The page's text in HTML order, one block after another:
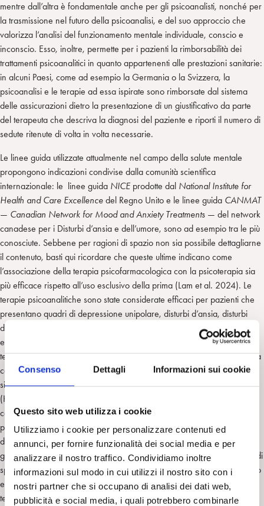
Consenso Dettagli Informazioni sui cookie
Questo sito web utilizza i cookie
Utilizziamo i cookie per personalizzare contenuti ed
annunci, per fornire funzionalità dei social media e per
analizzare il nostro traffico. Condividiamo inoltre
informazioni sul modo in cui utilizzi il nostro sito con i
nostri partner che si occupano di analisi dei dati web,
pubblicità e social media, i quali potrebbero combinarle
mentre dall’altra è fondamentale anche per gli psicoanalisti, nonché per
la trasmissione nel futuro della psicoanalisi, e del suo approccio che
valorizza l’analisi del funzionamento mentale individuale, conscio e
inconscio. Esso, inoltre, permette per i pazienti la rimborsabilità dei
trattamenti psicoanalitici in quanto appartenenti alle prestazioni sanitarie:
in alcuni Paesi, come ad esempio la Germania o la Svizzera, la
psicoanalisi e le terapie ad essa ispirate sono rimborsate dal sistema
delle assicurazioni dietro la presentazione di un giustificativo da parte
del terapeuta che descriva la diagnosi del paziente e riporti il numero di
sedute ritenute di volta in volta necessarie.
Le linee guida utilizzate attualmente nel campo della salute mentale
propongono indicazioni condivise dalla comunità scientifica
internazionale: le linee guida NICEprodotte dal National Institute for
Health and Care Excellence del Regno Unito e le linee guida CANMAT
— Canadian Network for Mood and Anxiety Treatments — del network
canadese per i Disturbi d’ansia e dell’umore, sono ad esempio tra le più
conosciute. Sebbene per ragioni di spazio non sia possibile dettagliarne
il contenuto, basti qui ricordare che queste ultime indicano come
l’associazione della terapia psicofarmacologica con la psicoterapia sia
più efficace rispetto all’uso esclusivo della prima (Lam et al. 2024). Le
terapie psicoanalitiche sono state considerate efficaci per pazienti che
presentano quadri di depressione unipolare, disturbi d’ansia, disturbi
della nutrizione e dell’alimentazione, disturbi di personalità, e gli studi di
evidenza di efficacia sono in continuo aumento: la psicoanalisi e le
terapie psicodinamiche in generale sono state comparate con la terapia
cognitivo comportamentale (CBT) in relazione all’efficacia a tre anni sui
sintomi depressivi, mostrando una maggiore efficacia a lungo termine
(Huber et al. 2012). Uno studio randomizzato e controllato che aveva
come scopo di comparare l’efficacia tra terapia psicoanalitica e terapie
psicodinamiche nella depressione, conclude per una maggior efficacia
delle terapie psicoanalitiche a più sedute (Huber et al. 2013). In
generale tuttavia, gli studi randomizzati e controllati non sono in grado di
spiegare sufficientemente perché alcuni trattamenti psicoterapici risultino
efficaci per alcune persone e non per altre, e quali siano i fattori
terapeutici comuni ai vari modelli di psicoterapia, per cui si invocano